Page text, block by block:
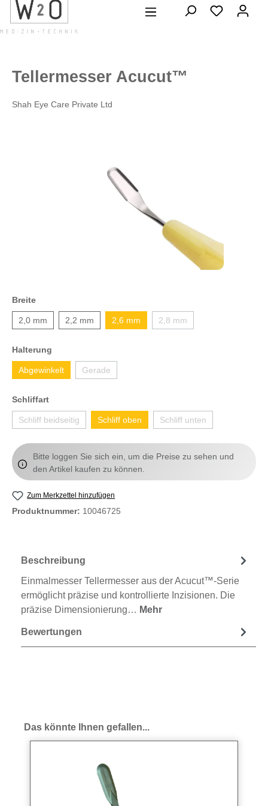
springen
Tellermesser Acucut™
Shah Eye Care Private Ltd
Breite
2,0 mm 2,2 mm 2,6 mm 2,8 mm
Halterung
Abgewinkelt Gerade
Schliffart
Schliff beidseitig Schliff oben Schliff unten
Bitte loggen Sie sich ein, um die Preise zu sehen und
den Artikel kaufen zu können.
Zum Merkzettel hinzufügen
Produktnummer: 10046725
Beschreibung
Einmalmesser Tellermesser aus der Acucut™-Serie
ermöglicht präzise und kontrollierte Inzisionen. Die
präzise Dimensionierung… Mehr
Bewertungen
Produktgalerie überspringen
Das könnte Ihnen gefallen...